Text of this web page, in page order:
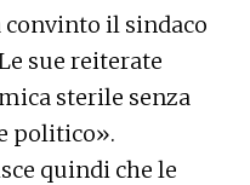
convinto il sindaco
sue reiterate
sterile senza
politico».
quindi che le